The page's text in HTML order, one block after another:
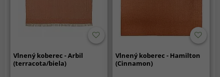
Vlnený koberec - Arbil
(terracota/biela)
Vlnený koberec - Hamilton
(Cinnamon)